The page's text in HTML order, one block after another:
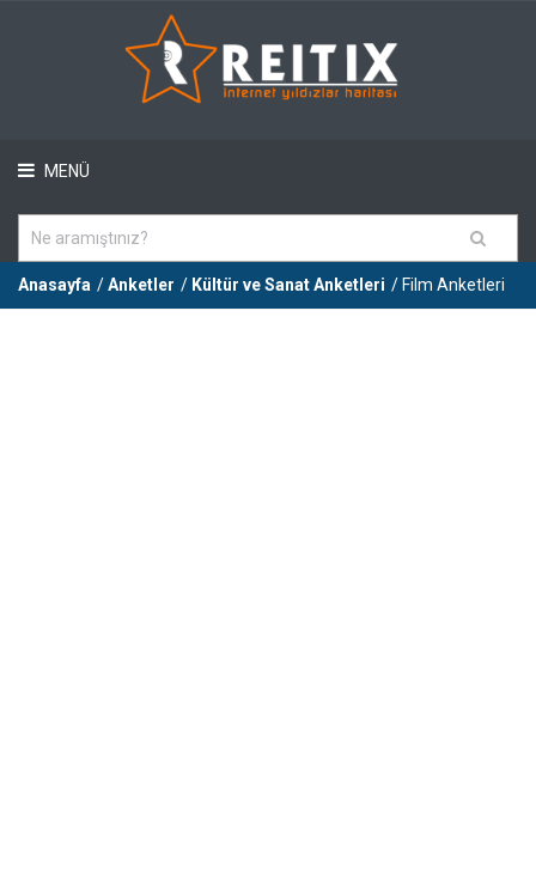
MENÜ
Anasayfa /Anketler / Kültür ve Sanat Anketleri / Film Anketleri